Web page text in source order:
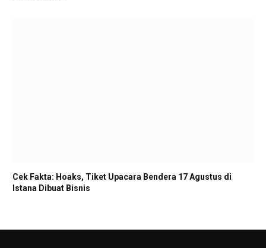
Cek Fakta: Hoaks, Tiket Upacara Bendera 17 Agustus di
Istana Dibuat Bisnis